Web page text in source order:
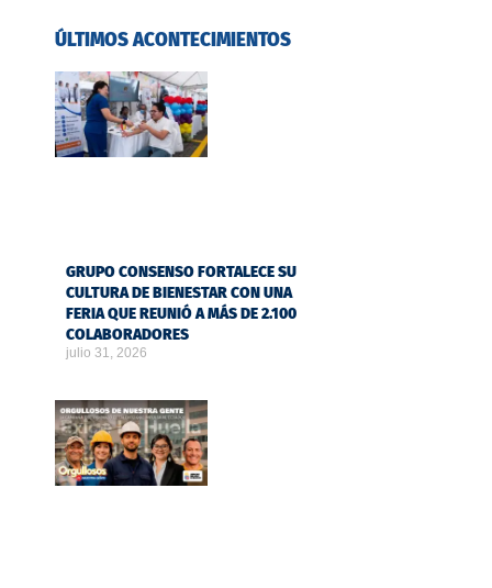
ÚLTIMOS ACONTECIMIENTOS
GRUPO CONSENSO FORTALECE SU
CULTURA DE BIENESTAR CON UNA
FERIA QUE REUNIÓ A MÁS DE 2.100
COLABORADORES
julio 31, 2026